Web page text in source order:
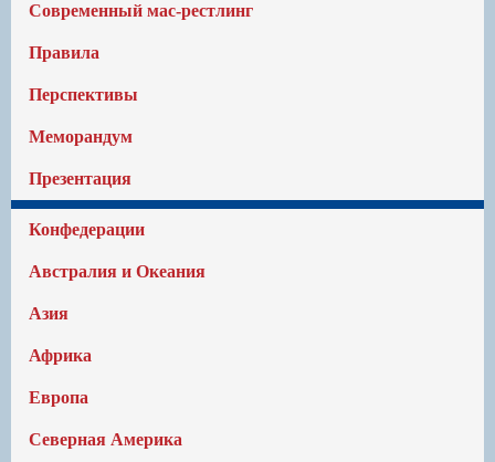
Современный мас-рестлинг
Правила
Перспективы
Меморандум
Презентация
Конфедерации
Австралия и Океания
Азия
Африка
Европа
Северная Америка